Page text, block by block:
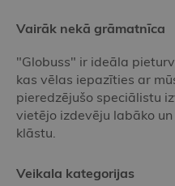
Vairāk nekā grāmatnīca
"Globuss" ir ideāla
kas vēlas iepazīties ar
pieredzējušo speciālistu
vietējo izdevēju labāko
klāstu.
Veikala kategorijas